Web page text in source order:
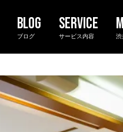
ブログ サービス内容 渋